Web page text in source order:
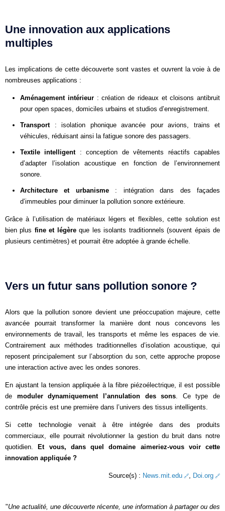
Une innovation aux applications
multiples
Les implications de cette découverte sont vastes et ouvrent la voie à de
nombreuses applications :
Aménagement intérieur: création de rideaux et cloisons antibruit
pour open spaces, domiciles urbains et studios d’enregistrement.
Transport: isolation phonique avancée pour avions, trains et
véhicules, réduisant ainsi la fatigue sonore des passagers.
Textile intelligent: conception de vêtements réactifs capables
d’adapter l’isolation acoustique en fonction de l’environnement
sonore.
Architecture et urbanisme: intégration dans des façades
d’immeubles pour diminuer la pollution sonore extérieure.
Grâce à l’utilisation de matériaux légers et flexibles, cette solution est
bien plus fine et légèreque les isolants traditionnels (souvent épais de
plusieurs centimètres) et pourrait être adoptée à grande échelle.
Vers un futur sans pollution sonore ?
Alors que la pollution sonore devient une préoccupation majeure, cette
avancée pourrait transformer la manière dont nous concevons les
environnements de travail, les transports et même les espaces de vie.
Contrairement aux méthodes traditionnelles d’isolation acoustique, qui
reposent principalement sur l’absorption du son, cette approche propose
une interaction active avec les ondes sonores.
En ajustant la tension appliquée à la fibre piézoélectrique, il est possible
de moduler dynamiquement l’annulation des sons . Ce type de
contrôle précis est une première dans l’univers des tissus intelligents.
Si cette technologie venait à être intégrée dans des produits
commerciaux, elle pourrait révolutionner la gestion du bruit dans notre
quotidien.
Et vous, dans quel domaine aimeriez-vous voir cette
innovation appliquée ?
Source(s) : News.mit.edu Doi.org
"Une actualité, une découverte récente, une information à partager ou des